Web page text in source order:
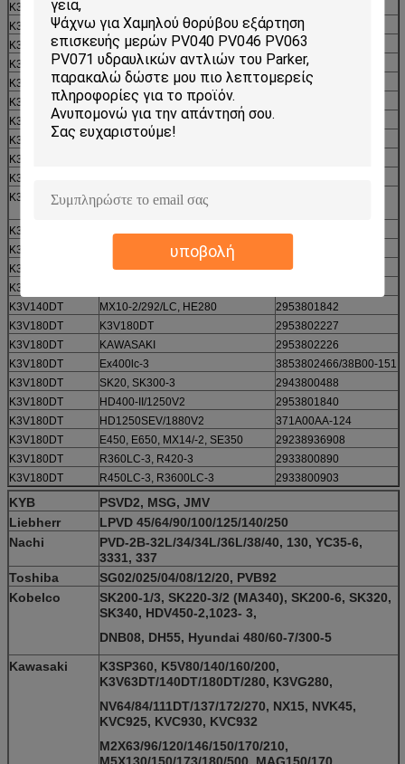
υποβολή
K3V112BDT
K3V112BDT
KAWASAKI
K3V112BDT
Sk200-5
K3V140DT
K3V140DT
2953802069
K3V140DT
KAWASAKI
2953802068
K3V140DT
SK300/-II/400-ΙΙ, K916
K3V140DT
R912, R916, SE280LC/-2
K3V140DT
HD1200/SE2/1800
K3V140DT
K3V140DT
K3V140DT
R3000, R3200LC, HX100,
K3V140DT R2800KLC, R2900LC-3, R290
2933801058
K3V140DT
R3300LC-3, R4500LC-3
K3V140DT
S280LC/-3-5, S280 (Ν)
2933800902
K3V140DT
K3V140DT
MX10-2/292/LC, HE280
2953801842
K3V180DT
K3V180DT
2953802227
K3V180DT
KAWASAKI
2953802226
K3V180DT
Ex400lc-3
3853802466/38B00-151
K3V180DT
SK20, SK300-3
2943800488
K3V180DT
HD400-II/1250V2
2953801840
K3V180DT
HD1250SEV/1880V2
371A00AA-124
K3V180DT
E450, E650, MX14/-2, SE350
29238936908
K3V180DT
R360LC-3, R420-3
2933800890
K3V180DT
R450LC-3, R3600LC-3 2933800903
KYB
PSVD2, MSG, JMV
Liebherr
LPVD 45/64/90/100/125/140/250
Nachi
PVD-2B-32L/34/34L/36L/38/40, 130, YC35-6,
3331, 337
Toshiba
SG02/025/04/08/12/20, PVB92
Kobelco
SK200-1/3, SK220-3/2 (MA340), SK200-6, SK320,
SK340, HDV450-2,1023- 3,
DNB08, DH55, Hyundai 480/60-7/300-5
Kawasaki
K3SP360, K5V80/140/160/200,
K3V63DT/140DT/180DT/280, K3VG280,
NV64/84/111DT/137/172/270, NX15, NVK45,
KVC925, KVC930, KVC932
M2X63/96/120/146/150/170/210,